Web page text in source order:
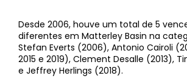
Desde 2006, houve um total de 5
diferentes em Matterley Basin na
Stefan Everts (2006), Antonio Cairoli
2015 e 2019), Clement Desalle (2013),
e Jeffrey Herlings (2018).